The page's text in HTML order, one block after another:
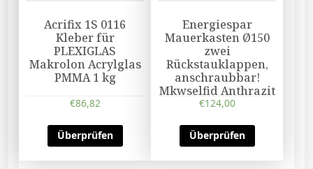
Acrifix 1S 0116
Kleber für
PLEXIGLAS
Makrolon Acrylglas
PMMA 1 kg
€86,82
Überprüfen
Energiespar
Mauerkasten Ø150
zwei
Rückstauklappen,
anschraubbar!
Mkwselfid Anthrazit
€124,00
Überprüfen